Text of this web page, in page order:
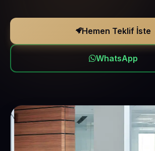
Hemen Teklif İste
WhatsApp